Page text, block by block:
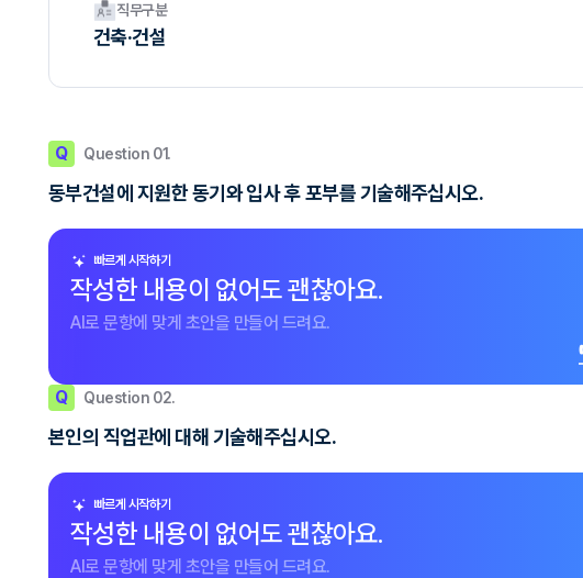
직무구분
건축·건설
Q Question 01.
동부건설에 지원한 동기와 입사 후 포부를 기술해주십시오.
빠르게 시작하기
작성한 내용이 없어도 괜찮아요.
AI로 문항에 맞게 초안을 만들어 드려요.
Q Question 02.
본인의 직업관에 대해 기술해주십시오.
빠르게 시작하기
작성한 내용이 없어도 괜찮아요.
AI로 문항에 맞게 초안을 만들어 드려요.